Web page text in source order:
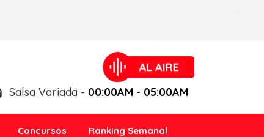
Salsa Variada - 00:00AM - 05:00AM
Concursos Ranking Semanal